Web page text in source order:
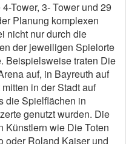
Tower, 3- Tower und 29
Planung komplexen
nicht nur durch die
der jeweiligen Spielorte
Beispielsweise traten Die
auf, in Bayreuth auf
in der Stadt auf
die Spielflächen in
genutzt wurden. Die
Künstlern wie Die Toten
oder Roland Kaiser und